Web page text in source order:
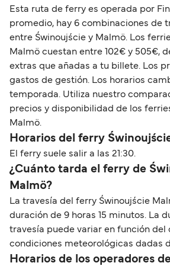
Esta ruta de ferry es operada por
promedio, hay 6 combinaciones de
entre Świnoujście y Malmö. Los
Malmö cuestan entre 102€ y 505€,
extras que añadas a tu billete. Los
gastos de gestión. Los horarios
temporada. Utiliza nuestro
precios y disponibilidad de los
Malmö.
Horarios del ferry
El ferry suele salir a las 21:30.
¿Cuánto tarda el ferry de
Malmö?
La travesía del ferry Świnoujście
duración de 9 horas 15 minutos. La
travesía puede variar en función del
condiciones meteorológicas dadas
Horarios de los operadores